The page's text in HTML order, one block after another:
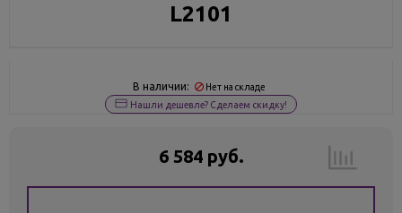
L2101
В наличии: Нет на складе
Нашли дешевле? Сделаем скидку!
6 584 руб.